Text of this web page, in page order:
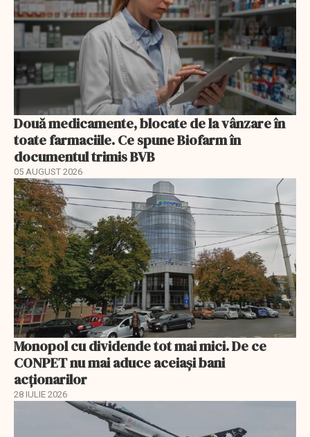
Două medicamente, blocate de la vânzare în
toate farmaciile. Ce spune Biofarm în
documentul trimis BVB
05 AUGUST 2026
Monopol cu dividende tot mai mici. De ce
CONPET nu mai aduce aceiași bani
acționarilor
28 IULIE 2026